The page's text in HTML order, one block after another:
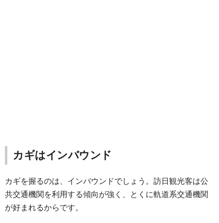
カギはインバウンド
カギを握るのは、インバウンドでしょう。訪日観光客は公
共交通機関を利用する傾向が強く、とくに軌道系交通機関
が好まれるからです。